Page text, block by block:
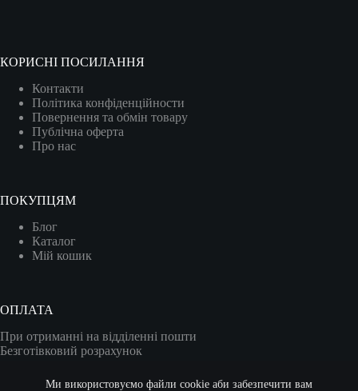
Ми використовуємо файли cookie аби забезпечити вам
КОРИСНІ ПОСИЛАННЯ
Контакти
Політика конфіденційности
Повернення та обмін товару
Публічна оферта
Про нас
ПОКУПЦЯМ
Блог
Каталог
Мій кошик
ОПЛАТА
При отриманні на відділенні пошти
Безготівковий розрахунок